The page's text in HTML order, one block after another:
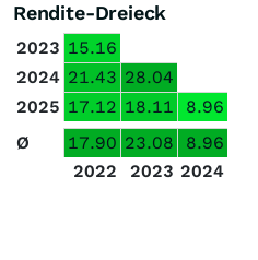
Rendite-Dreieck
2023 15.16
2024 21.43 28.04
2025 17.12 18.11
8.96
Ø
17.90 23.08
8.96
2022
2023 2024